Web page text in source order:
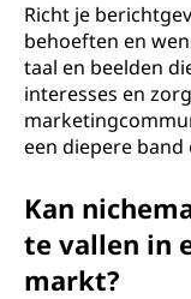
Richt je
behoeften en
taal en beelden
interesses en
een diepere
Kan
te vallen in
markt?